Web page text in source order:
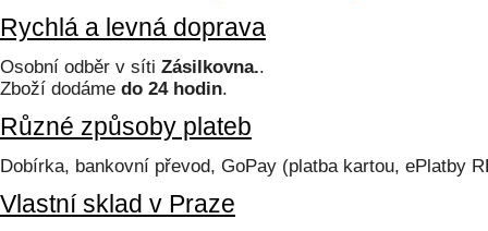
Rychlá a levná doprava
Osobní odběr v síti Zásilkovna..
Zboží dodáme do 24 hodin.
Různé způsoby plateb
Dobírka, bankovní převod, GoPay (platba kartou, ePlatby
Vlastní sklad v Praze